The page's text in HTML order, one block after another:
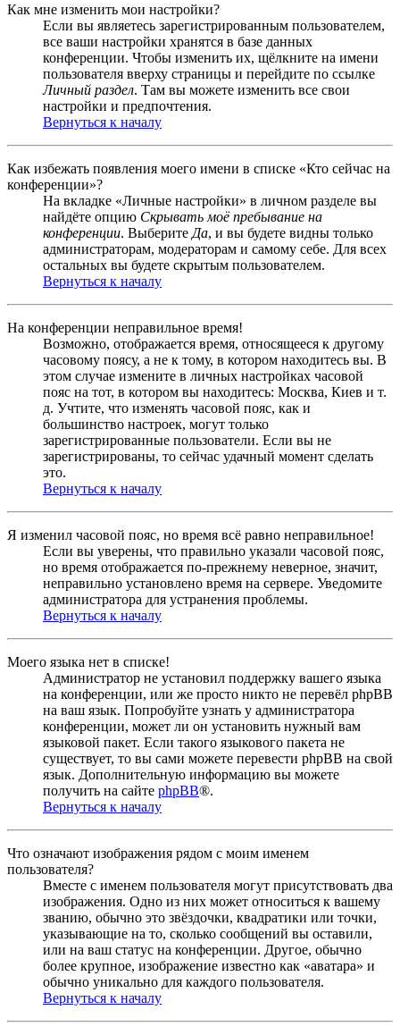
Как мне изменить мои настройки?
Если вы являетесь зарегистрированным пользователем,
все ваши настройки хранятся в базе данных
конференции. Чтобы изменить их, щёлкните на имени
пользователя вверху страницы и перейдите по ссылке
Личный раздел. Там вы можете изменить все свои
настройки и предпочтения.
Вернуться к началу
Как избежать появления моего имени в списке «Кто сейчас на
конференции»?
На вкладке «Личные настройки» в личном разделе вы
найдёте опцию Скрывать моё пребывание на
конференции. Выберите Да, и вы будете видны только
администраторам, модераторам и самому себе. Для всех
остальных вы будете скрытым пользователем.
Вернуться к началу
На конференции неправильное время!
Возможно, отображается время, относящееся к другому
часовому поясу, а не к тому, в котором находитесь вы. В
этом случае измените в личных настройках часовой
пояс на тот, в котором вы находитесь: Москва, Киев и т.
д. Учтите, что изменять часовой пояс, как и
большинство настроек, могут только
зарегистрированные пользователи. Если вы не
зарегистрированы, то сейчас удачный момент сделать
это.
Вернуться к началу
Я изменил часовой пояс, но время всё равно неправильное!
Если вы уверены, что правильно указали часовой пояс,
но время отображается по-прежнему неверное, значит,
неправильно установлено время на сервере. Уведомите
администратора для устранения проблемы.
Вернуться к началу
Моего языка нет в списке!
Администратор не установил поддержку вашего языка
на конференции, или же просто никто не перевёл phpBB
на ваш язык. Попробуйте узнать у администратора
конференции, может ли он установить нужный вам
языковой пакет. Если такого языкового пакета не
существует, то вы сами можете перевести phpBB на свой
язык. Дополнительную информацию вы можете
получить на сайте phpBB®.
Вернуться к началу
Что означают изображения рядом с моим именем
пользователя?
Вместе с именем пользователя могут присутствовать два
изображения. Одно из них может относиться к вашему
званию, обычно это звёздочки, квадратики или точки,
указывающие на то, сколько сообщений вы оставили,
или на ваш статус на конференции. Другое, обычно
более крупное, изображение известно как «аватара» и
обычно уникально для каждого пользователя.
Вернуться к началу